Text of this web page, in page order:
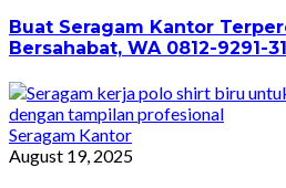
Buat Seragam Kantor
Bersahabat, WA 0812-9291-
Seragam Kantor
August 19, 2025